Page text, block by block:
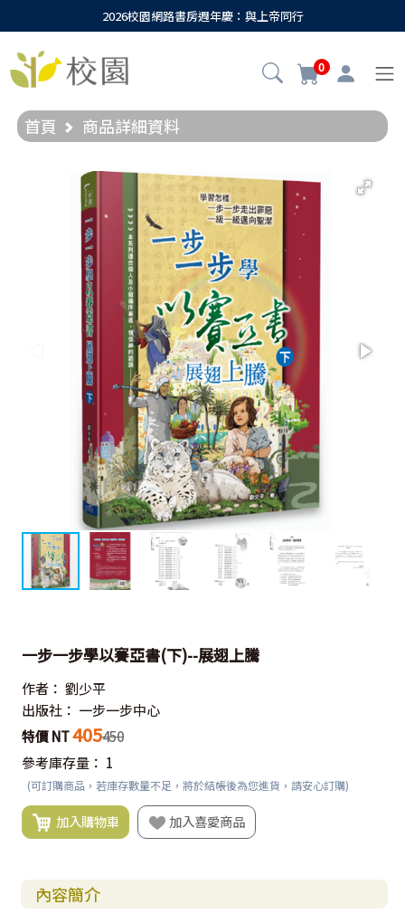
2026校園網路書房週年慶：與上帝同行
0
首頁 商品詳細資料
一步一步學以賽亞書(下)--展翅上騰
作者： 劉少平
出版社： 一步一步中心
特價 NT405450
參考庫存量： 1
(可訂購商品，若庫存數量不足，將於結帳後為您進貨，請安心訂購)
加入購物車 加入喜愛商品
內容簡介